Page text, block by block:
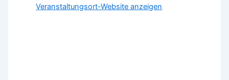
Veranstaltungsort-Website anzeigen